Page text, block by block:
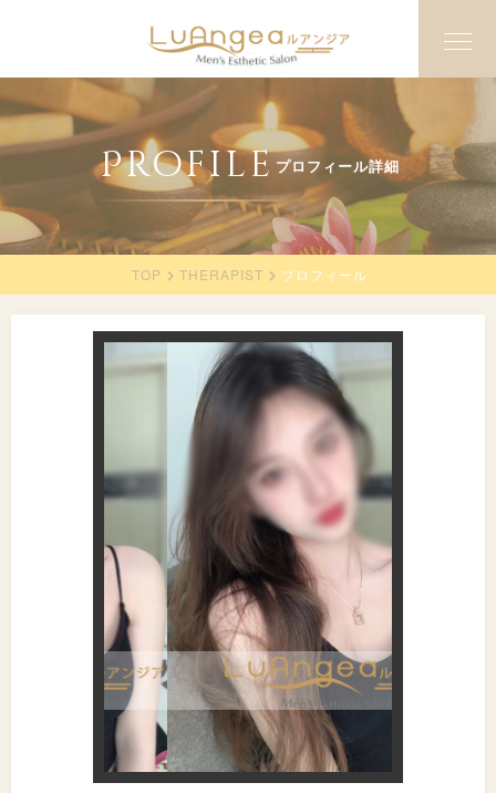
Profileプロフィール詳細
TOP THERAPIST プロフィール